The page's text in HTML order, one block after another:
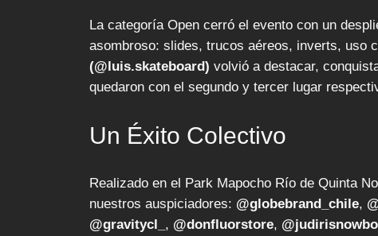
La categoría Open cerró el evento con un
asombroso: slides, trucos aéreos, inverts, uso
(@luis.skateboard) volvió a destacar,
quedaron con el segundo y tercer lugar
Un Éxito Colectivo
Realizado en el Park Mapocho Río de Quinta
nuestros auspiciadores: @globebrand_chile,
@gravitycl_ , @donfluorstore,